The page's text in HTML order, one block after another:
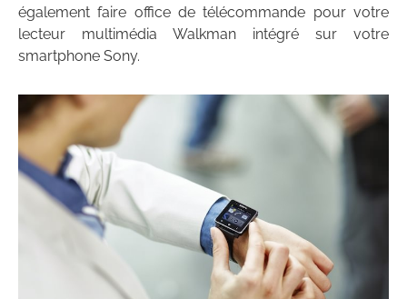
également faire office de télécommande pour votre
lecteur multimédia Walkman intégré sur votre
smartphone Sony.